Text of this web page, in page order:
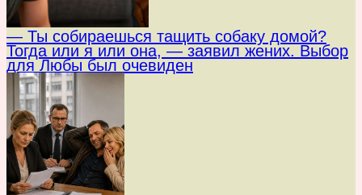
— Ты собираешься тащить собаку домой?
Тогда или я или она, — заявил жених. Выбор
для Любы был очевиден